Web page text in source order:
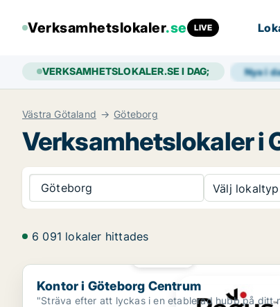
Verksamhetslokaler.se LIVE
VERKSAMHETSLOKALER.SE I DAG; Nya i
Västra Götaland Göteborg
Verksamhetslokaler i
Göteborg Välj
6 091 lokaler hittades
Kontor i Göteborg Centrum
Kontor i Göteborg Centrum
"Sträva efter att lyckas i en etablerad hubb på ditt